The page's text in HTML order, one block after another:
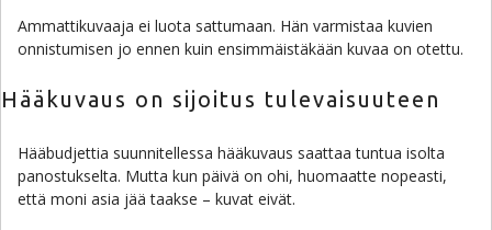
Ammattikuvaaja ei luota sattumaan. Hän varmistaa kuvien
onnistumisen jo ennen kuin ensimmäistäkään kuvaa on otettu.
Hääkuvaus on sijoitus tulevaisuuteen
Hääbudjettia suunnitellessa hääkuvaus saattaa tuntua isolta
panostukselta. Mutta kun päivä on ohi, huomaatte nopeasti,
että moni asia jää taakse – kuvat eivät.